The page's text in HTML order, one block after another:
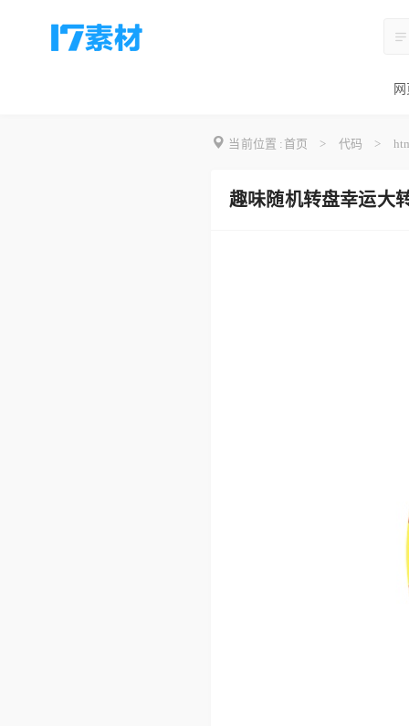
当前位置 :首页 > 代码 >
趣味随机转盘幸运大